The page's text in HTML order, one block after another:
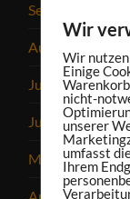
September 2025
August 2025
Juli 2025
Juni 2025
Mai 2025
Wir
Wir
Einige
nicht-
unserer
umfasst
Ihrem